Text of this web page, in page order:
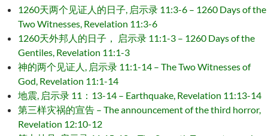
1260天两个见证人的日子, 启示录 11:3-6 – 1260 Days of the
Two Witnesses, Revelation 11:3-6
1260天外邦人的日子， 启示录 11:1-3 – 1260 Days of the
Gentiles, Revelation 11:1-3
神的两个见证人, 启示录 11:1-14 – The Two Witnesses of
God, Revelation 11:1-14
地震, 启示录 11：13-14 – Earthquake, Revelation 11:13-14
第三样灾祸的宣告 – The announcement of the third horror,
Revelation 12:10-12